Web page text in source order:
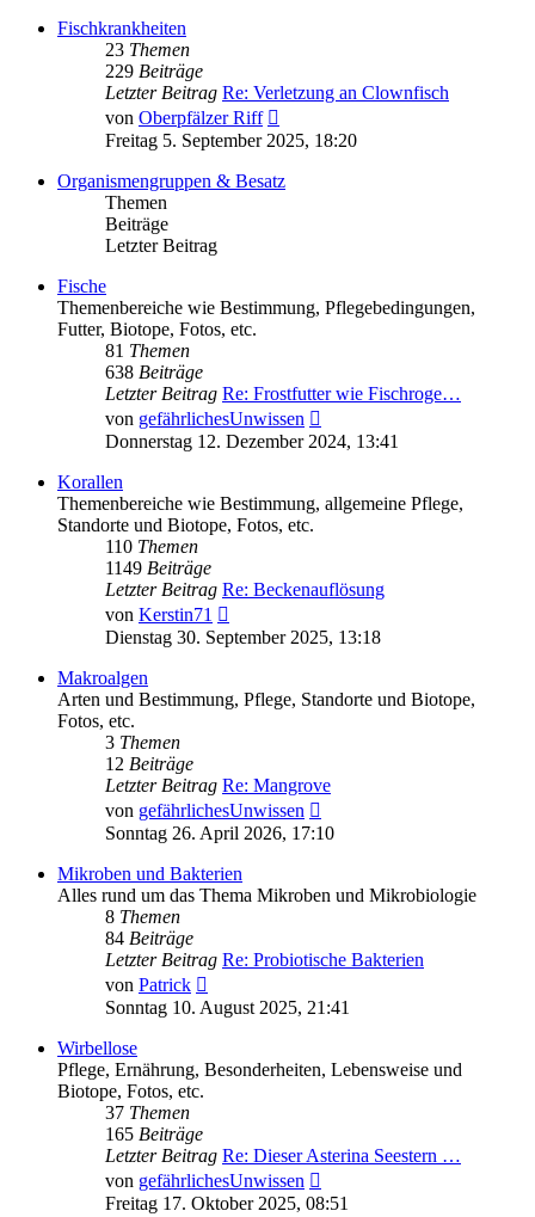
Fischkrankheiten
23 Themen
229 Beiträge
Letzter Beitrag Re: Verletzung an Clownfisch
von Oberpfälzer Riff
Beitrag
Freitag 5. September 2025, 18:20
Organismengruppen & Besatz
Themen
Beiträge
Letzter Beitrag
Fische
Themenbereiche wie Bestimmung, Pflegebedingungen,
Futter, Biotope, Fotos, etc.
81 Themen
638 Beiträge
Letzter Beitrag Re: Frostfutter wie Fischroge…
von gefährlichesUnwissen
Beitrag
Donnerstag 12. Dezember 2024, 13:41
Korallen
Themenbereiche wie Bestimmung, allgemeine Pflege,
Standorte und Biotope, Fotos, etc.
110 Themen
1149 Beiträge
Letzter Beitrag Re: Beckenauflösung
von Kerstin71
Beitrag
Dienstag 30. September 2025, 13:18
Makroalgen
Arten und Bestimmung, Pflege, Standorte und Biotope,
Fotos, etc.
3 Themen
12 Beiträge
Letzter Beitrag Re: Mangrove
von gefährlichesUnwissen
Beitrag
Sonntag 26. April 2026, 17:10
Mikroben und Bakterien
Alles rund um das Thema Mikroben und Mikrobiologie
8 Themen
84 Beiträge
Letzter Beitrag Re: Probiotische Bakterien
von Patrick
Beitrag
Sonntag 10. August 2025, 21:41
Wirbellose
Pflege, Ernährung, Besonderheiten, Lebensweise und
Biotope, Fotos, etc.
37 Themen
165 Beiträge
Letzter Beitrag Re: Dieser Asterina Seestern …
von gefährlichesUnwissen
Beitrag
Freitag 17. Oktober 2025, 08:51